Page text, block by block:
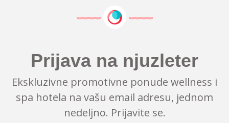
Prijava na njuzleter
Ekskluzivne promotivne ponude wellness i
spa hotela na vašu email adresu, jednom
nedeljno. Prijavite se.